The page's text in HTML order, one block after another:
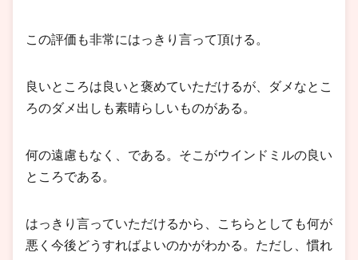
この評価も非常にはっきり言って頂ける。
良いところは良いと褒めていただけるが、ダメなとこ
ろのダメ出しも素晴らしいものがある。
何の遠慮もなく、である。そこがウインドミルの良い
ところである。
はっきり言っていただけるから、こちらとしても何が
悪く今後どうすればよいのかがわかる。ただし、慣れ